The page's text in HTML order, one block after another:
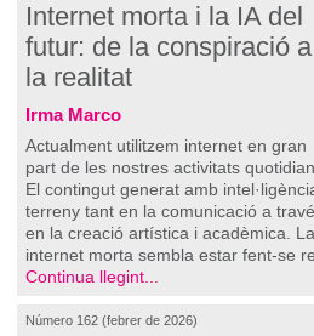
Internet morta i la IA del
futur: de la conspiració a
la realitat
Irma Marco
Actualment utilitzem internet en gran
part de les nostres activitats
El contingut generat amb
terreny tant en la comunicació a
en la creació artística i acadèmica.
internet morta sembla estar fent-se
Continua llegint...
Número 162 (febrer de 2026)